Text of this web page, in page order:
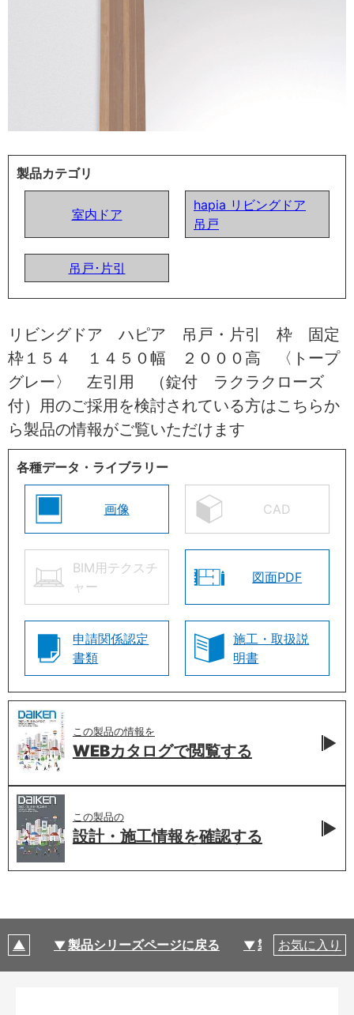
製品カテゴリ
室内ドア
hapia リビングドア
吊戸
吊戸･片引
リビングドア ハピア 吊戸・片引 枠 固定
枠１５４ １４５０幅 ２０００高 〈トープ
グレー〉 左引用 （錠付 ラクラクローズ
付）用のご採用を検討されている方はこちらか
ら製品の情報がご覧いただけます
各種データ・ライブラリー
画像 CAD
BIM用テクスチ
ャー
図面PDF
申請関係認定
書類
施工・取扱説
明書
この製品の情報を
WEBカタログで閲覧する
この製品の
設計・施工情報を確認する
製品シリーズページに戻る 製品仕様
お気に入り